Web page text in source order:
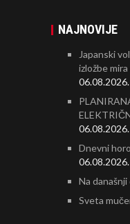
NAJNOVIJE
Japanski
izložbe
06.08.2026.
06.08.2026.
Dnevni
06.08.2026.
Na
Sveta